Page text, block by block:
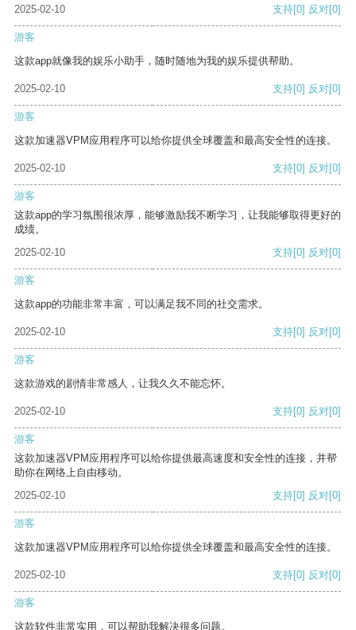
2025-02-10
支持[0] 反对[0]
游客
这款app就像我的娱乐小助手，随时随地为我的娱乐提供帮助。
2025-02-10 支持[0] 反对[0]
游客
这款加速器VPM应用程序可以给你提供全球覆盖和最高安全性的连接。
2025-02-10 支持[0] 反对[0]
游客
这款app的学习氛围很浓厚，能够激励我不断学习，让我能够取得更好的
成绩。
2025-02-10
支持[0] 反对[0]
游客
这款app的功能非常丰富，可以满足我不同的社交需求。
2025-02-10 支持[0] 反对[0]
游客
这款游戏的剧情非常感人，让我久久不能忘怀。
2025-02-10 支持[0] 反对[0]
游客
这款加速器VPM应用程序可以给你提供最高速度和安全性的连接，并帮
助你在网络上自由移动。
2025-02-10
支持[0] 反对[0]
游客
这款加速器VPM应用程序可以给你提供全球覆盖和最高安全性的连接。
2025-02-10 支持[0] 反对[0]
游客
这款软件非常实用，可以帮助我解决很多问题。